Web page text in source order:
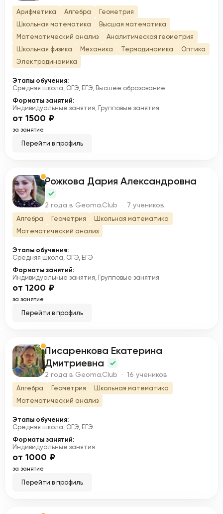
Арифметика Алгебра
Геометрия
Школьная математика
Высшая математика
Математический анализ
Аналитическая геометрия
Школьная физика
Механика Термодинамика
Оптика
Электродинамика
Этапы обучения:
Средняя школа, ОГЭ, ЕГЭ, Высшее образование
Форматы занятий:
Индивидуальные занятия, Групповые занятия
от 1500 ₽
за занятие
Перейти в профиль
Р Рожкова Дария Александровна
2 года в Geoma.Club · 7 учеников
Алгебра Геометрия
Школьная математика
Математический анализ
Этапы обучения:
Средняя школа, ОГЭ, ЕГЭ
Форматы занятий:
Индивидуальные занятия, Групповые занятия
от 1200 ₽
за занятие
Перейти в профиль
П
Писаренкова Екатерина
Дмитриевна
2 года в Geoma.Club · 16 учеников
Алгебра Геометрия
Школьная математика
Математический анализ
Этапы обучения:
Средняя школа, ОГЭ, ЕГЭ
Форматы занятий:
Индивидуальные занятия
от 1000 ₽
за занятие
Перейти в профиль